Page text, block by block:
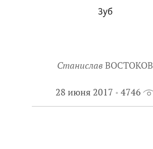
Зуб
Станислав ВОСТОКОВ
28 июня 2017 4746